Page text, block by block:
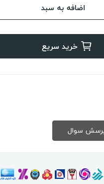
اضافه به سبد
خرید سریع